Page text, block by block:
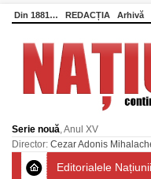
Din 1881… REDACȚIA Arhivă
Serie nouă, Anul XV
Director: Cezar Adonis
Editorialele Națiunii